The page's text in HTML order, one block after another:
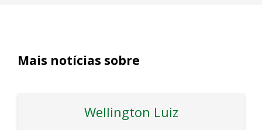
Mais notícias sobre
Wellington Luiz